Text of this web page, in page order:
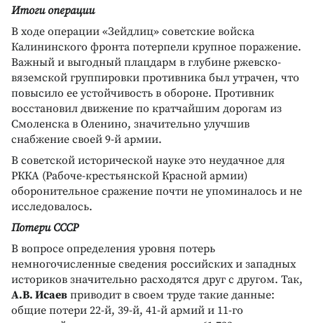
Итоги операции
В ходе операции «Зейдлиц» советские войска
Калининского фронта потерпели крупное поражение.
Важный и выгодный плацдарм в глубине ржевско-
вяземской группировки противника был утрачен, что
повысило ее устойчивость в обороне. Противник
восстановил движение по кратчайшим дорогам из
Смоленска в Оленино, значительно улучшив
снабжение своей 9-й армии.
В советской исторической науке это неудачное для
РККА (Рабоче-крестьянской Красной армии)
оборонительное сражение почти не упоминалось и не
исследовалось.
Потери СССР
В вопросе определения уровня потерь
немногочисленные сведения российских и западных
историков значительно расходятся друг с другом. Так,
А.В. Исаев приводит в своем труде такие данные:
общие потери 22-й, 39-й, 41-й армий и 11-го